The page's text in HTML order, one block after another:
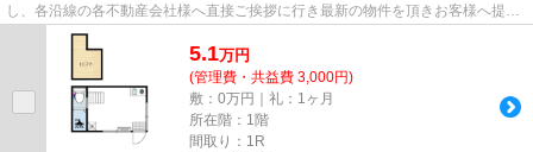
し、各沿線の各不動産会社様へ直接ご挨拶に行き最新の物件を頂きお客様へ提供
しております！最新の情報は...
5.1万円
(管理費・共益費 3,000円)
敷：0万円｜礼：1ヶ月
所在階：1階
間取り：1R